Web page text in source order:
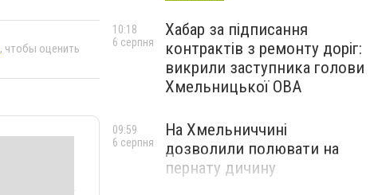
, чтобы оценить
Хабар за підписання
контрактів з ремонту доріг:
викрили заступника голови
Хмельницької ОВА
10:18
6 серпня
На Хмельниччині
дозволили полювати на
пернату дичину
09:59
6 серпня